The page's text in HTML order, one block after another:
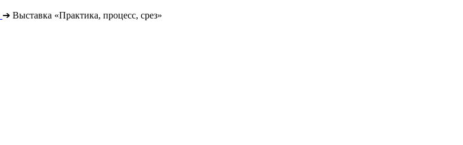
➔ Выставка «Практика, процесс, срез»